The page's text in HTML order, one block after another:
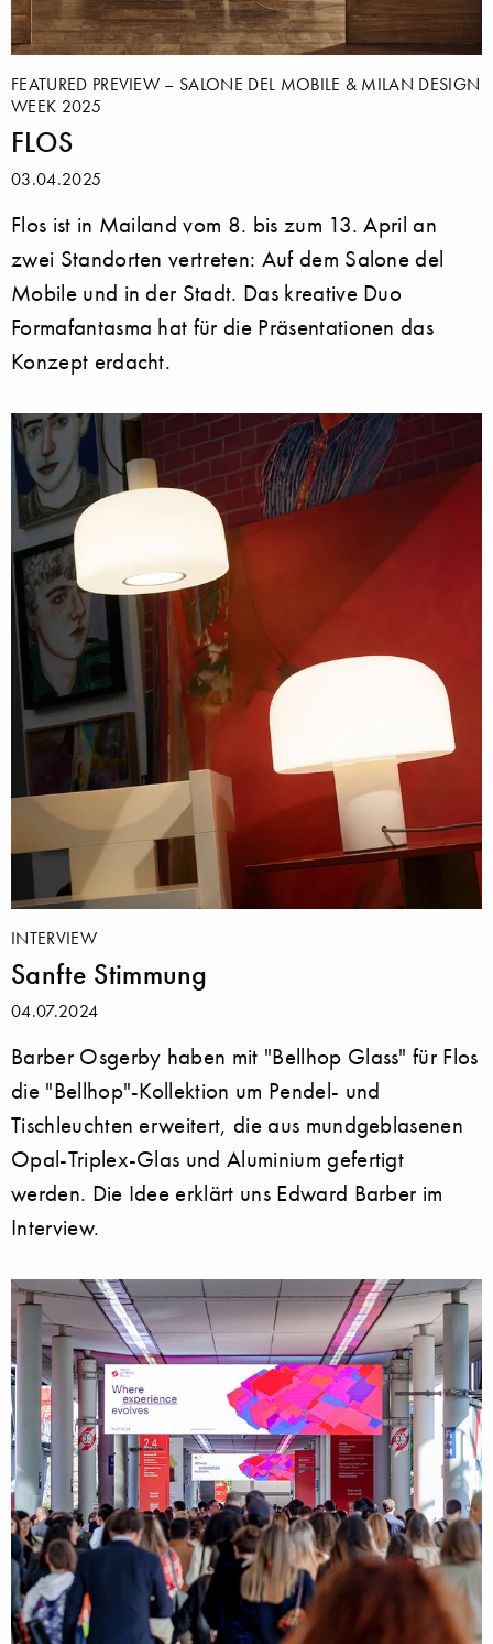
FEATURED PREVIEW – SALONE DEL MOBILE & MILAN DESIGN
WEEK 2025
FLOS
03.04.2025
Flos ist in Mailand vom 8. bis zum 13. April an
zwei Standorten vertreten: Auf dem Salone del
Mobile und in der Stadt. Das kreative Duo
Formafantasma hat für die Präsentationen das
Konzept erdacht.
INTERVIEW
Sanfte Stimmung
04.07.2024
Barber Osgerby haben mit "Bellhop Glass" für Flos
die "Bellhop"-Kollektion um Pendel- und
Tischleuchten erweitert, die aus mundgeblasenen
Opal-Triplex-Glas und Aluminium gefertigt
werden. Die Idee erklärt uns Edward Barber im
Interview.